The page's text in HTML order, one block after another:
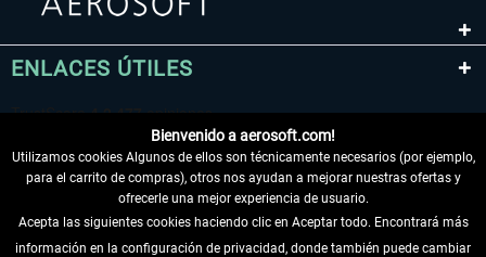
ENLACES ÚTILES
Bienvenido a aerosoft.com!
Utilizamos cookies Algunos de ellos son técnicamente necesarios (por ejemplo,
para el carrito de compras), otros nos ayudan a mejorar nuestras ofertas y
ofrecerle una mejor experiencia de usuario.
Acepta las siguientes cookies haciendo clic en Aceptar todo. Encontrará más
información en la configuración de privacidad, donde también puede cambiar